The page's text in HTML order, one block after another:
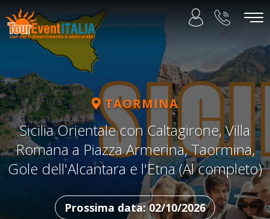
TAORMINA
Sicilia Orientale con Caltagirone, Villa
Romana a Piazza Armerina, Taormina,
Gole dell'Alcantara e l'Etna (Al completo)
Prossima data: 02/10/2026